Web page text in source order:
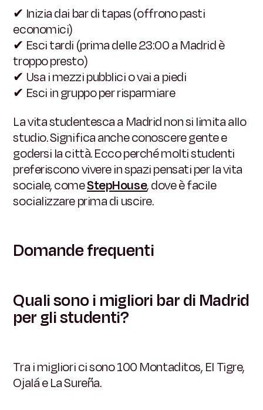
✔ Inizia dai bar di tapas (offrono pasti
economici)
✔ Esci tardi (prima delle 23:00 a Madrid è
troppo presto)
✔ Usa i mezzi pubblici o vai a piedi
✔ Esci in gruppo per risparmiare
La vita studentesca a Madrid non si limita allo
studio. Significa anche conoscere gente e
godersi la città. Ecco perché molti studenti
preferiscono vivere in spazi pensati per la vita
sociale, comeStepHouse, dove è facile
socializzare prima di uscire.
Domande frequenti
Quali sono i migliori bar di Madrid
per gli studenti?
Tra i migliori ci sono 100 Montaditos, El Tigre,
Ojalá e La Sureña.